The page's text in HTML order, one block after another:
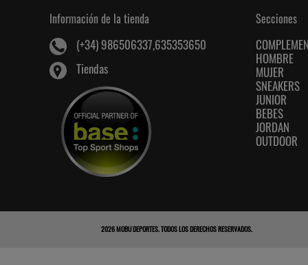
Información de la tienda
(+34) 986506337,635353650
Tiendas
Secciones
HOMBRE
MUJER
SNEAKERS
JUNIOR
BEBES
JORDAN
OUTDOOR
2026MOBU DEPORTES. TODOS LOS DERECHOS RESERVADOS.